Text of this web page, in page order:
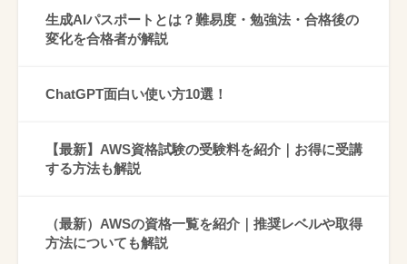
生成AIパスポートとは？難易度・勉強法・合格後の
変化を合格者が解説
ChatGPT面白い使い方10選！
【最新】AWS資格試験の受験料を紹介｜お得に受講
する方法も解説
（最新）AWSの資格一覧を紹介｜推奨レベルや取得
方法についても解説